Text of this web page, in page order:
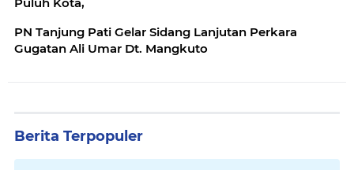
PN Tanjung Pati Gelar Sidang Lanjutan Perkara
Gugatan Ali Umar Dt. Mangkuto
Berita Terpopuler